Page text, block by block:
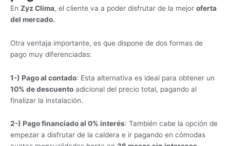
En Zyz Clima, el cliente va a poder disfrutar de la mejor oferta
del mercado.
Otra ventaja importante, es que dispone de dos formas de
pago muy diferenciadas:
1-) Pago al contado: Esta alternativa es ideal para obtener un
10% de descuento adicional del precio total, pagando al
finalizar la instalación.
2-) Pago financiado al 0% interés: También cabe la opción de
empezar a disfrutar de la caldera e ir pagando en cómodas